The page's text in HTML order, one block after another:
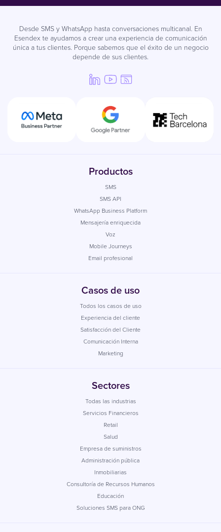
Desde SMS y WhatsApp hasta conversaciones multicanal. En
Esendex te ayudamos a crear una experiencia de comunicación
única a tus clientes. Porque sabemos que el éxito de un negocio
depende de sus clientes.
Productos
SMS
SMS API
WhatsApp Business Platform
Mensajería enriquecida
Voz
Mobile Journeys
Email profesional
Casos de uso
Todos los casos de uso
Experiencia del cliente
Satisfacción del Cliente
Comunicación Interna
Marketing
Sectores
Todas las industrias
Servicios Financieros
Retail
Salud
Empresa de suministros
Administración pública
Inmobiliarias
Consultoría de Recursos Humanos
Educación
Soluciones SMS para ONG